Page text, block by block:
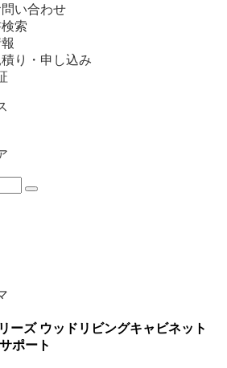
い合わせ
索
り・申し込み
ーズ ウッドリビングキャビネット
ポート